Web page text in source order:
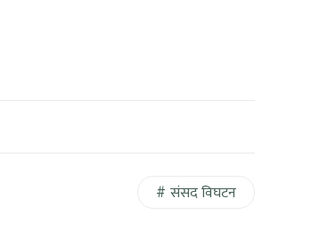
संसद विघटन